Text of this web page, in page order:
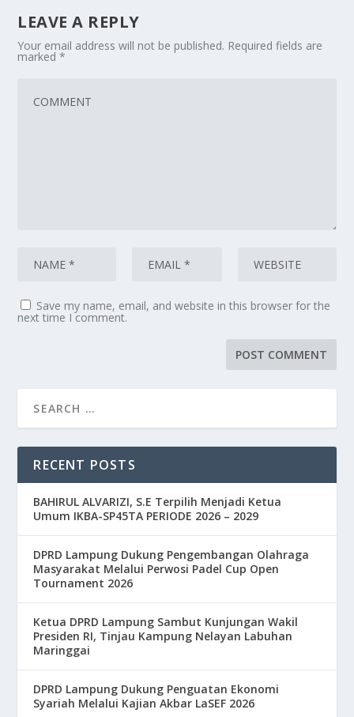
LEAVE A REPLY
Your email address will not be published. Required fields are
marked*
Save my name, email, and website in this browser for the
next time I comment.
RECENT POSTS
BAHIRUL ALVARIZI, S.E Terpilih Menjadi Ketua
Umum IKBA-SP45TA PERIODE 2026 – 2029
DPRD Lampung Dukung Pengembangan Olahraga
Masyarakat Melalui Perwosi Padel Cup Open
Tournament 2026
Ketua DPRD Lampung Sambut Kunjungan Wakil
Presiden RI, Tinjau Kampung Nelayan Labuhan
Maringgai
DPRD Lampung Dukung Penguatan Ekonomi
Syariah Melalui Kajian Akbar LaSEF 2026